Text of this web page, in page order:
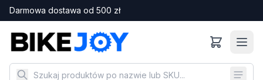
Darmowa dostawa od 500 zł